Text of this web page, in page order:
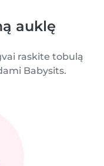
auklę
raskite tobulą
Babysits.